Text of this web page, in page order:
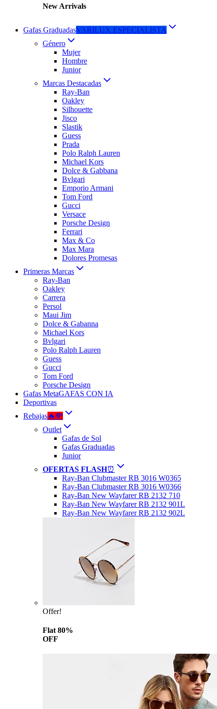
New Arrivals
Gafas GraduadasVARILUX ESPECIALISTA
Género
Mujer
Hombre
Junior
Marcas Destacadas
Ray-Ban
Oakley
Silhouette
Jisco
Slastik
Guess
Prada
Polo Ralph Lauren
Michael Kors
Dolce & Gabbana
Bvlgari
Emporio Armani
Tom Ford
Gucci
Versace
Porsche Design
Ferrari
Max & Co
Max Mara
Dolores Promesas
Primeras Marcas
Ray-Ban
Oakley
Carrera
Persol
Maui Jim
Dolce & Gabanna
Michael Kors
Bvlgari
Polo Ralph Lauren
Guess
Gucci
Tom Ford
Porsche Design
Gafas MetaGAFAS CON IA
Deportivas
Rebajas🔥💸
Outlet
Gafas de Sol
Gafas Graduadas
Junior
OFERTAS FLASH⏰
Ray-Ban Clubmaster RB 3016 W0365
Ray-Ban Clubmaster RB 3016 W0366
Ray-Ban New Wayfarer RB 2132 710
Ray-Ban New Wayfarer RB 2132 901L
Ray-Ban New Wayfarer RB 2132 902L
Offer!
Flat 80%
OFF